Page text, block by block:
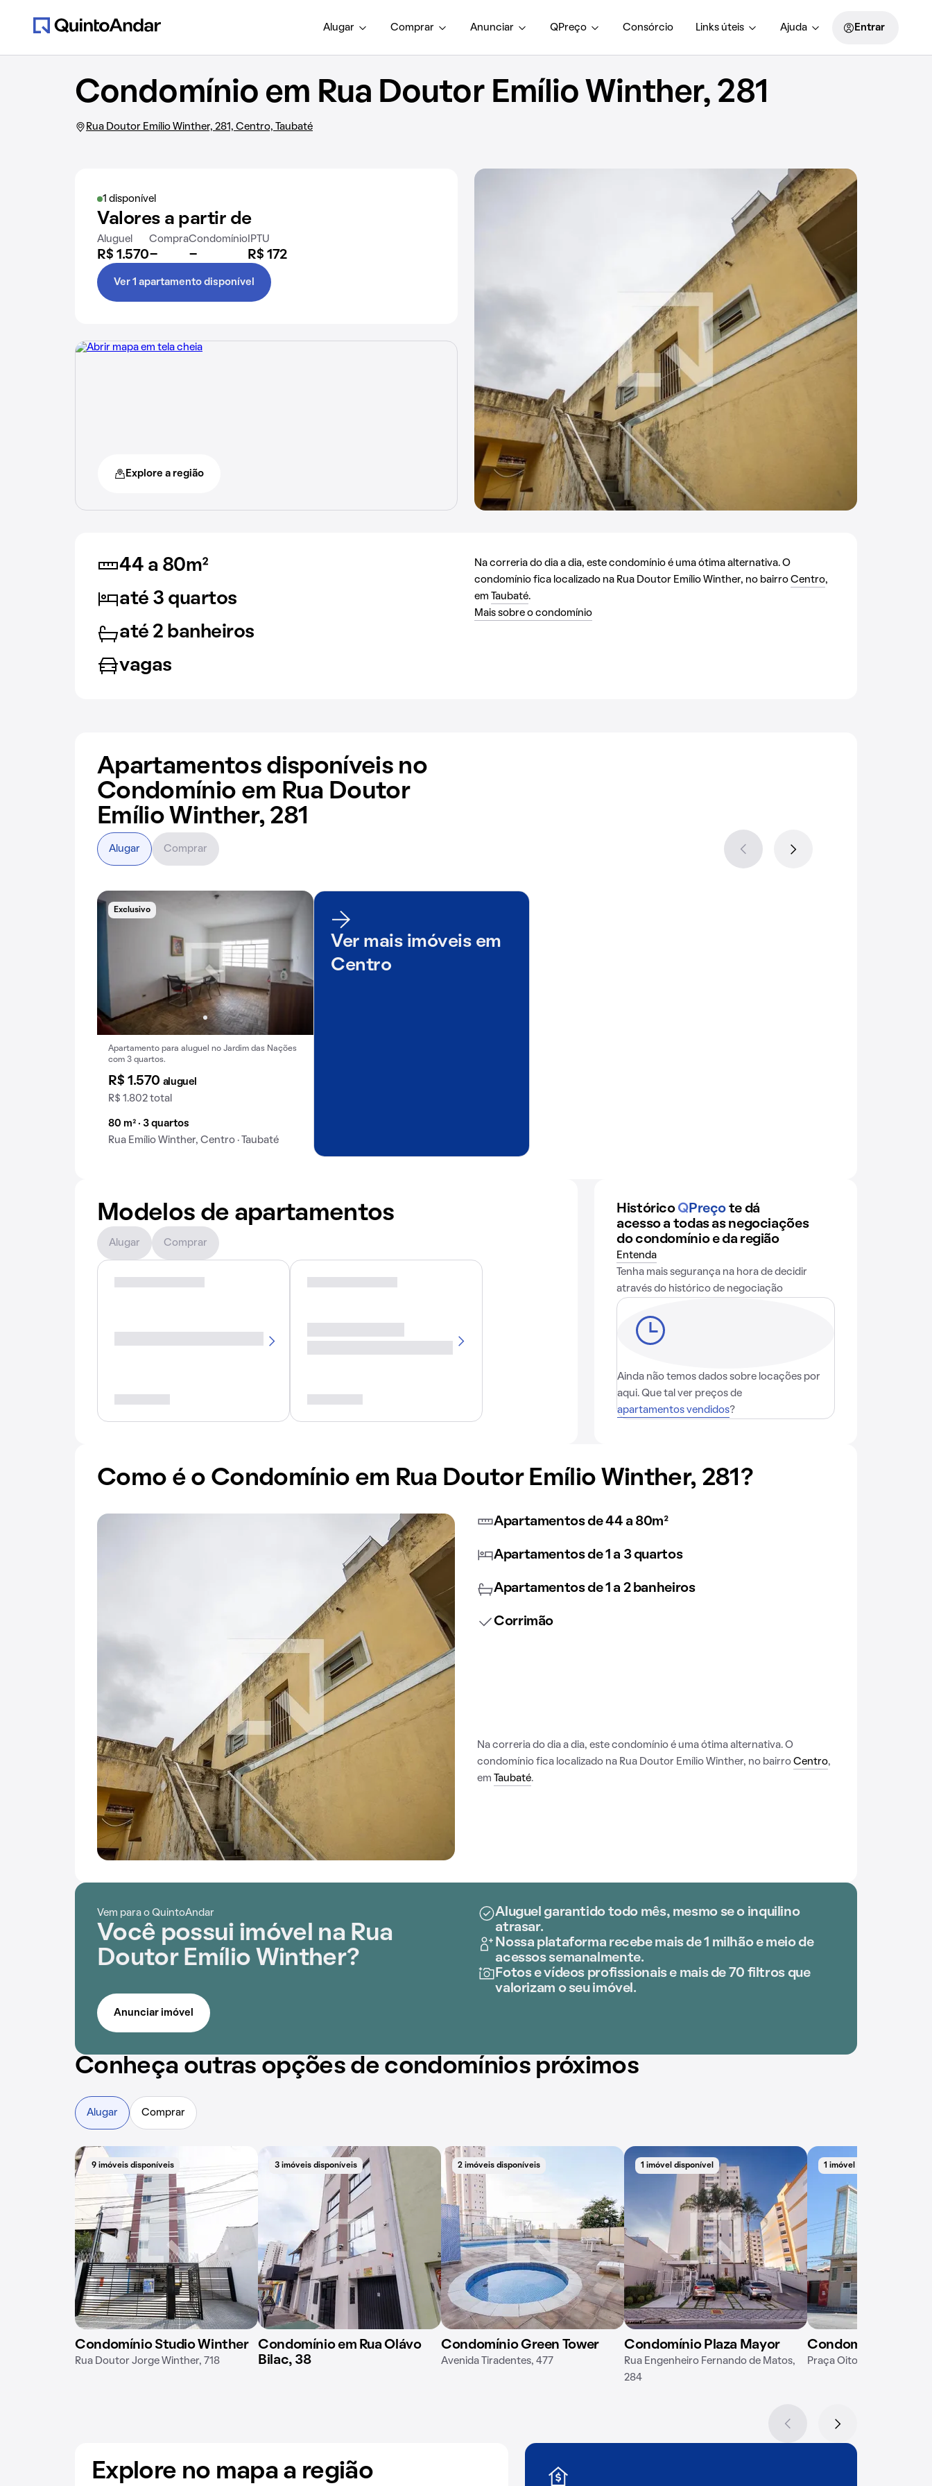
Alugar Comprar Anunciar QPreço Consórcio Links úteis Ajuda Entrar
Condomínio em Rua Doutor Emílio Winther, 281
Rua Doutor Emílio Winther, 281, Centro, Taubaté
1 disponível
Valores a partir de
Aluguel
R$ 1.570
Compra
-
Condomínio
-
IPTU
R$ 172
Ver 1 apartamento disponível
Explore a região
44 a 80m²
até 3 quartos
até 2 banheiros
vagas
Na correria do dia a dia, este condomínio é uma ótima alternativa. O
condomínio fica localizado na Rua Doutor Emílio Winther, no bairro Centro,
em
Taubaté.
Mais sobre o condomínio
Apartamentos disponíveis no
Condomínio em Rua Doutor
Emílio Winther, 281
Exclusivo
Apartamento para aluguel no Jardim das Nações
com 3 quartos.
R$ 1.570 aluguel
R$ 1.802 total
80 m² · 3 quartos
Rua Emílio Winther, Centro · Taubaté
Ver mais imóveis em
Centro
Alugar Comprar
Modelos de apartamentos
Alugar Comprar
Histórico QPreço te dá
acesso a todas as negociações
do condomínio e da região
Entenda
Tenha mais segurança na hora de decidir
através do histórico de negociação
Ainda não temos dados sobre locações por
aqui. Que tal ver preços de
apartamentos vendidos?
Como é o Condomínio em Rua Doutor Emílio Winther, 281?
Apartamentos de 44 a 80m²
Apartamentos de 1 a 3 quartos
Apartamentos de 1 a 2 banheiros
Corrimão
Na correria do dia a dia, este condomínio é uma ótima alternativa. O
condomínio fica localizado na Rua Doutor Emílio Winther, no bairro Centro,
em
Taubaté.
Vem para o QuintoAndar
Você possui imóvel na Rua
Doutor Emílio Winther?
Aluguel garantido todo mês, mesmo se o inquilino
atrasar.
Nossa plataforma recebe mais de 1 milhão e meio de
acessos semanalmente.
Fotos e vídeos profissionais e mais de 70 filtros que
valorizam o seu imóvel.
Anunciar imóvel
Conheça outras opções de condomínios próximos
Alugar Comprar
9 imóveis disponíveis
Condomínio Studio Winther
Rua Doutor Jorge Winther, 718
3 imóveis disponíveis
Condomínio em Rua Olávo
Bilac, 38
2 imóveis disponíveis
Condomínio Green Tower
Avenida Tiradentes, 477
1 imóvel disponível
Condomínio Plaza Mayor
Rua Engenheiro Fernando de Matos,
284
1 imóvel disponível
Condomínio
Praça Oito de Maio, 54
Explore no mapa a região